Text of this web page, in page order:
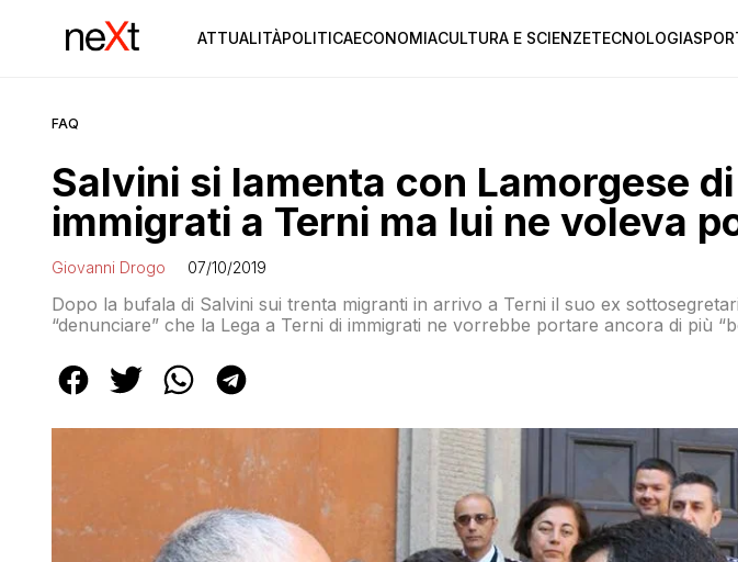
ATTUALITÀPOLITICAECONOMIACULTURA E SCIENZETECNOLOGIA
FAQ
Salvini si lamenta con Lamorgese
immigrati a Terni ma lui ne voleva
Giovanni Drogo 07/10/2019
Dopo la bufala di Salvini sui trenta migranti in arrivo a Terni il suo ex
“denunciare” che la Lega a Terni di immigrati ne vorrebbe portare ancora di più
la ricerca di strutture di accoglienza per colmare un fabbisogno teorico di 600
provincia